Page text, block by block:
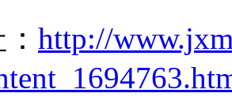
http://